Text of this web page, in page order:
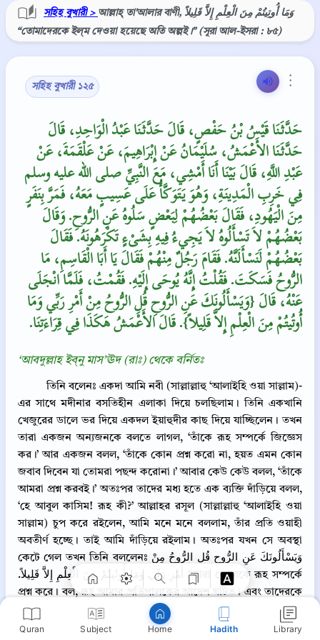
Quran Subject Home Hadith Library
সহিহ বুখারী > আল্লাহ্‌ তা'আলার বাণী, وَمَا أُوتِيتُمْ مِنَ الْعِلْمِ إِلاَّ قَلِيلاً
“তোমাদেরকে ইল্‌ম দেওয়া হয়েছে অতি অল্পই।” (সূরা আল-ইসরা : ৮৫)
⋮
সহিহ বুখারী ১২৫
حَدَّثَنَا قَيْسُ بْنُ حَفْصٍ، قَالَ حَدَّثَنَا عَبْدُ الْوَاحِدِ، قَالَ
حَدَّثَنَا الأَعْمَشُ، سُلَيْمَانُ عَنْ إِبْرَاهِيمَ، عَنْ عَلْقَمَةَ، عَنْ
عَبْدِ اللَّهِ، قَالَ بَيْنَا أَنَا أَمْشِي، مَعَ النَّبِيِّ صلى الله عليه وسلم
فِي خَرِبِ الْمَدِينَةِ، وَهُوَ يَتَوَكَّأُ عَلَى عَسِيبٍ مَعَهُ، فَمَرَّ بِنَفَرٍ
مِنَ الْيَهُودِ، فَقَالَ بَعْضُهُمْ لِبَعْضٍ سَلُوهُ عَنِ الرُّوحِ‏.‏ وَقَالَ
بَعْضُهُمْ لاَ تَسْأَلُوهُ لاَ يَجِيءُ فِيهِ بِشَىْءٍ تَكْرَهُونَهُ‏.‏ فَقَالَ
بَعْضُهُمْ لَنَسْأَلَنَّهُ‏.‏ فَقَامَ رَجُلٌ مِنْهُمْ فَقَالَ يَا أَبَا الْقَاسِمِ، مَا
الرُّوحُ فَسَكَتَ‏.‏ فَقُلْتُ إِنَّهُ يُوحَى إِلَيْهِ‏.‏ فَقُمْتُ، فَلَمَّا انْجَلَى
عَنْهُ، قَالَ ‏{‏وَيَسْأَلُونَكَ عَنِ الرُّوحِ قُلِ الرُّوحُ مِنْ أَمْرِ رَبِّي وَمَا
أُوتُيتُمْ مِنَ الْعِلْمِ إِلاَّ قَلِيلاً‏}‏‏.‏ قَالَ الأَعْمَشُ هَكَذَا فِي قِرَاءَتِنَا‏.‏
‘আবদুল্লাহ ইব্‌নু মাস’ঊদ (রাঃ) থেকে বর্নিতঃ
তিনি বলেনঃ একদা আমি নবী (সাল্লাল্লাহু ‘আলাইহি ওয়া সাল্লাম)-
এর সাথে মদীনার বসতিহীন এলাকা দিয়ে চলছিলাম। তিনি একখানি
খেজুরের ডালে ভর দিয়ে একদল ইয়াহুদীর কাছ দিয়ে যাচ্ছিলেন। তখন
তারা একজন অন্যজনকে বলতে লাগল, ‘তাঁকে রূহ সম্পর্কে জিজ্ঞেস
কর।’ আর একজন বলল, ‘তাঁকে কোন প্রশ্ন করো না, হয়ত এমন কোন
জবাব দিবেন যা তোমরা পছন্দ করোনা।’ আবার কেউ কেউ বলল, ‘তাঁকে
আমরা প্রশ্ন করবই।’ অতঃপর তাদের মধ্য হতে এক ব্যক্তি দাঁড়িয়ে বলল,
‘হে আবুল কাসিম! রূহ কী?’ আল্লাহর রসূল (সাল্লাল্লাহু ‘আলাইহি ওয়া
সাল্লাম) চুপ করে রইলেন, আমি মনে মনে বললাম, তাঁর প্রতি ওয়াহী
অবতীর্ণ হচ্ছে। তাই আমি দাঁড়িয়ে রইলাম। অতঃপর যখন সে অবস্থা
কেটে গেল তখন তিনি বললেনঃ وَيَسْأَلُونَكَ عَنِ الرُّوحِ قُلِ الرُّوحُ مِنْ
أَمْرِ رَبِّي وَمَا أُوتُيتُمْ مِنَ الْعِلْمِ إِلاَّ قَلِيلاً‏‏‏.‏ “তারা তোমাকে রূহ সম্পর্কে
প্রশ্ন করে। বল, রূহ আমার প্রতিপালকের আদেশ ঘটিত। এবং তাদেরকে
সামান্যই জ্ঞান দেয়া হয়েছে।” (সূরা আল-ইসরা ১৭/৮৫) আ’মাশ (রহঃ)
বলেন, এভাবেই আয়াতটিকে আমাদের কিরাআতে أُوتِيتُم এর স্থলে أُوتُو
Copy